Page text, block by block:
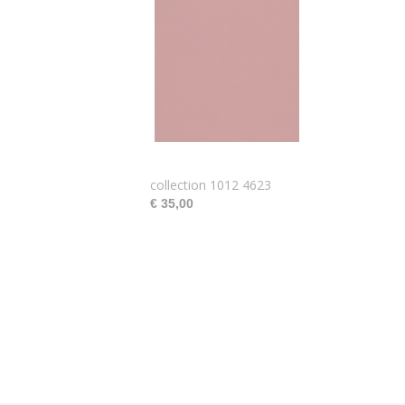
collection 1012 4623
€ 35,00